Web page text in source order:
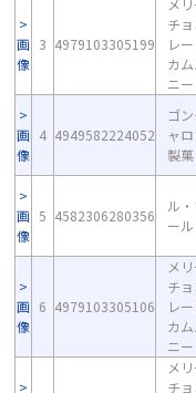
画
像
3 4979103305199
メ
チ
レ
カ
ニー
画
像
4 4949582224052
ゴ
ャロ
製菓
画
像
5 4582306280356
ル・
ール
画
像
6 4979103305106
メ
チ
レ
カ
ニー
メ
チ